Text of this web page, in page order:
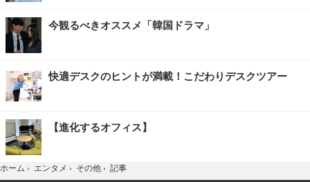
今観るべきオススメ「韓国ドラマ」
快適デスクのヒントが満載！こだわりデスクツアー
【進化するオフィス】
ホーム › エンタメ › その他 › 記事